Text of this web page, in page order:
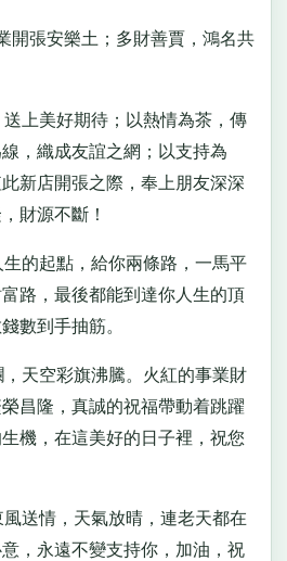
張安樂土；多財善賈，鴻名共
美好期待；以熱情為茶，傳
，織成友誼之網；以支持為
新店開張之際，奉上朋友深深
財源不斷！
起點，給你兩條路，一馬平
路，最後都能到達你人生的頂
數到手抽筋。
空彩旗沸騰。火紅的事業財
昌隆，真誠的祝福帶動着跳躍
機，在這美好的日子裡，祝您
情，天氣放晴，連老天都在
，永遠不變支持你，加油，祝